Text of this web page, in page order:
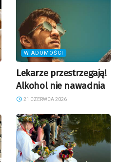
WIADOMOŚCI
Lekarze przestrzegają!
Alkohol nie nawadnia
21 CZERWCA 2026